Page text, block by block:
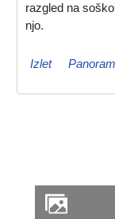
razgled na
njo.
Izlet